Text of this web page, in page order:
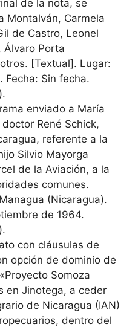
de la nota, se
Montalván, Carmela
de Castro, Leonel
Álvaro Porta
[Textual]. Lugar:
Fecha: Sin fecha.
enviado a María
René Schick,
referente a la
Silvio Mayorga
de la Aviación, a la
comunes.
(Nicaragua).
de 1964.
con cláusulas de
opción de dominio de
Somoza
en Jinotega, a ceder
de Nicaragua (IAN)
dentro del